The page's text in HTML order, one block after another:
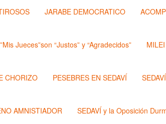
JARABE DEMOCRATICO
Jueces”son “Justos” y “Agradecidos” MILEI
CHORIZO PESEBRES EN SEDAVÍ
AMNISTIADOR SEDAVÍ y la Oposición